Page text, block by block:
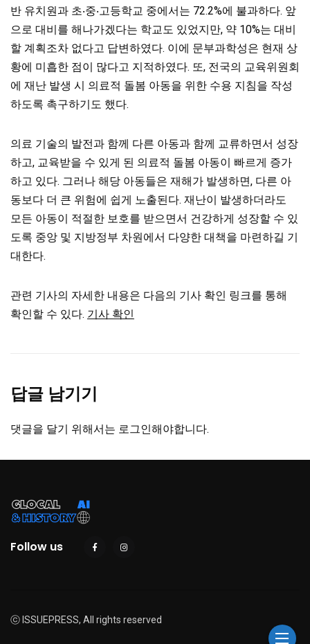
반 유치원과 초‧중‧고등학교 중에서는 72.2%에 불과하다. 앞
으로 대비를 해나가겠다는 학교도 있었지만, 약 10%는 대비
할 계획조차 없다고 답변하였다. 이에 문부과학성은 현재 상
황에 미흡한 점이 많다고 지적하였다. 또, 전국의 교육위원회
에 재난 발생 시 의료적 돌봄 아동을 위한 수용 지침을 작성
하도록 촉구하기도 했다.
의료 기술의 발전과 함께 다른 아동과 함께 교류하면서 성장
하고, 교육받을 수 있게 된 의료적 돌봄 아동이 빠르게 증가
하고 있다. 그러나 해당 아동들은 재해가 발생하면, 다른 아
동보다 더 큰 위험에 쉽게 노출된다. 재난이 발생하더라도
모든 아동이 적절한 보호를 받으면서 건강하게 성장할 수 있
도록 중앙 및 지방정부 차원에서 다양한 대책을 마련하길 기
대한다.
관련 기사의 자세한 내용은 다음의 기사 확인 링크를 통해
확인할 수 있다. 기사 확인
답글 남기기
댓글을 달기 위해서는 로그인해야합니다.
Follow us
ⓒ ISSUEPRESS, All rights reserved